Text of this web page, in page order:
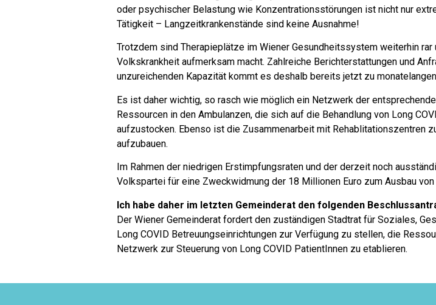
oder psychischer Belastung wie Konzentrationsstörungen ist nicht nur
Tätigkeit – Langzeitkrankenstände sind keine Ausnahme!
Trotzdem sind Therapieplätze im Wiener Gesundheitssystem weiterhin
Volkskrankheit aufmerksam macht. Zahlreiche Berichterstattungen und
unzureichenden Kapazität kommt es deshalb bereits jetzt zu
Es ist daher wichtig, so rasch wie möglich ein Netzwerk der
Ressourcen in den Ambulanzen, die sich auf die Behandlung von Long
aufzustocken. Ebenso ist die Zusammenarbeit mit Rehablitationszentren
aufzubauen.
Im Rahmen der niedrigen Erstimpfungsraten und der derzeit noch
Volkspartei für eine Zweckwidmung der 18 Millionen Euro zum Ausbau
Ich habe daher im letzten Gemeinderat den folgenden
Der Wiener Gemeinderat fordert den zuständigen Stadtrat für Soziales,
Long COVID Betreuungseinrichtungen zur Verfügung zu stellen, die
Netzwerk zur Steuerung von Long COVID PatientInnen zu etablieren.